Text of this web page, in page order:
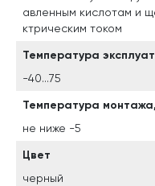
авленным кислотам и
ктрическим током
Температура
-40...75
Температура
не ниже -5
Цвет
черный